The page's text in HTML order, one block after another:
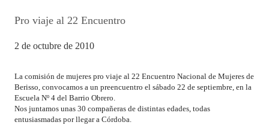
Pro viaje al 22 Encuentro
2 de octubre de 2010
La comisión de mujeres pro viaje al 22 Encuentro Nacional de Mujeres de
Berisso, convocamos a un preencuentro el sábado 22 de septiembre, en la
Escuela Nº 4 del Barrio Obrero.
Nos juntamos unas 30 compañeras de distintas edades, todas
entusiasmadas por llegar a Córdoba.